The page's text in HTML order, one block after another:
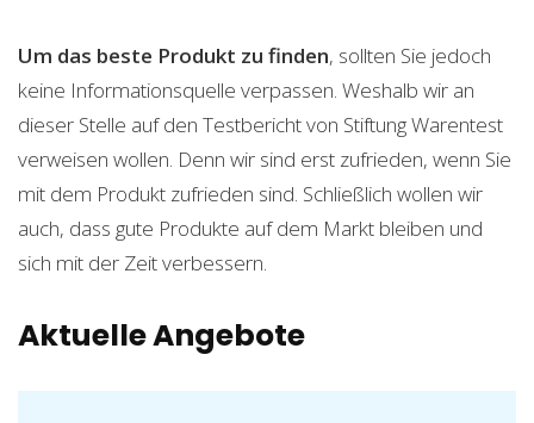
Um das beste Produkt zu finden, sollten Sie jedoch
keine Informationsquelle verpassen. Weshalb wir an
dieser Stelle auf den Testbericht von Stiftung Warentest
verweisen wollen. Denn wir sind erst zufrieden, wenn Sie
mit dem Produkt zufrieden sind. Schließlich wollen wir
auch, dass gute Produkte auf dem Markt bleiben und
sich mit der Zeit verbessern.
Aktuelle Angebote